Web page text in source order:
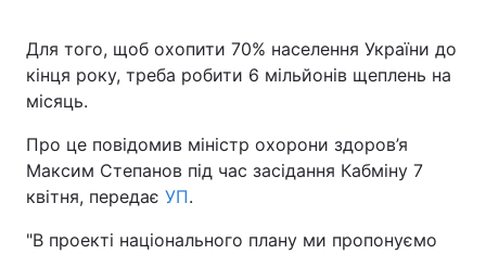
Для того, щоб охопити 70% населення України до
кінця року, треба робити 6 мільйонів щеплень на
місяць.
Про це повідомив міністр охорони здоров’я
Максим Степанов під час засідання Кабміну 7
квітня, передає УП.
"В проекті національного плану ми пропонуємо